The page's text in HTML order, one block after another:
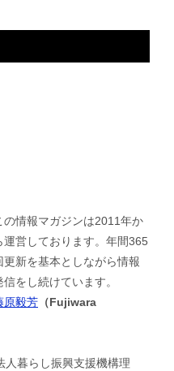
の情報マガジンは2011年か
運営しております。年間365
更新を基本としながら情報
信をし続けています。
原毅芳 （Fujiwara
人暮らし振興支援機構理